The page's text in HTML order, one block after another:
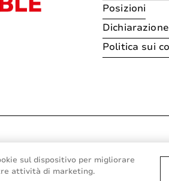
Posizioni
Politica sui
sul dispositivo per migliorare
attività di marketing.